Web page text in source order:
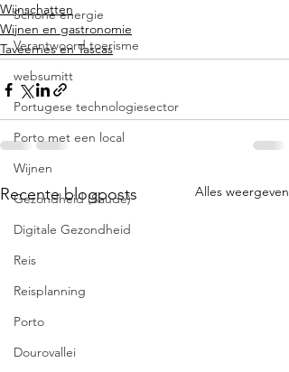
Schone energie
Verantwoord toerisme
websumitt
Portugese technologiesector
Porto met een local
Wijnen
Gezondheid (Saúde)
Digitale Gezondheid
Reis
Reisplanning
Porto
Dourovallei
Wijnschatten
Wijnen en gastronomie
Taveernes en Tascas
Recente blogposts Alles weergeven